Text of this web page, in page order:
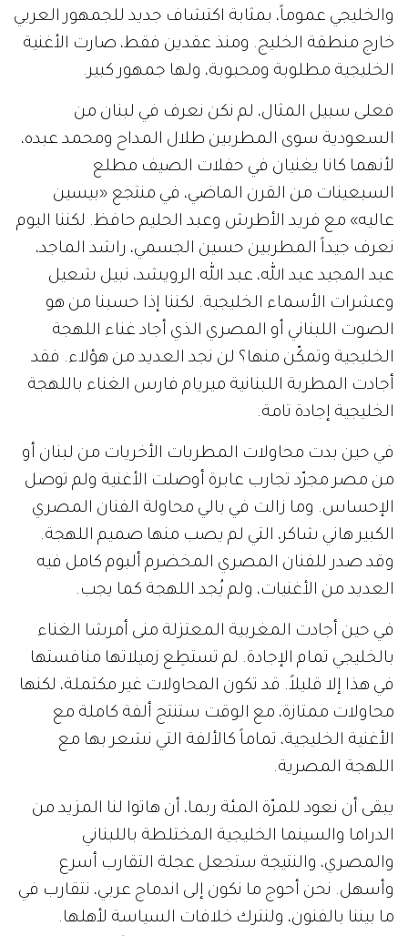
والخليجي عموماً، بمثابة اكتشاف جديد للجمهور العربي
خارج منطقة الخليج. ومنذ عقدين فقط، صارت الأغنية
الخليجية مطلوبة ومحبوبة، ولها جمهور كبير.
فعلى سبيل المثال، لم نكن نعرف في لبنان من
السعودية سوى المطربين طلال المداح ومحمد عبده،
لأنهما كانا يغنيان في حفلات الصيف مطلع
السبعينات من القرن الماضي، في منتجع «بيسين
عاليه» مع فريد الأطرش وعبد الحليم حافظ. لكننا اليوم
نعرف جيداً المطربين حسين الجسمي، راشد الماجد،
عبد المجيد عبد الله، عبد الله الرويشد، نبيل شعيل
وعشرات الأسماء الخليجية. لكننا إذا حسبنا من هو
الصوت اللبناني أو المصري الذي أجاد غناء اللهجة
الخليجية وتمكّن منها؟ لن نجد العديد من هؤلاء. فقد
أجادت المطربة اللبنانية ميريام فارس الغناء باللهجة
الخليجية إجادة تامة.
في حين بدت محاولات المطربات الأخريات من لبنان أو
من مصر مجرّد تجارب عابرة أوصلت الأغنية ولم توصل
الإحساس. وما زالت في بالي محاولة الفنان المصري
الكبير هاني شاكر، التي لم يصب منها صميم اللهجة.
وقد صدر للفنان المصري المخضرم ألبوم كامل فيه
العديد من الأغنيات، ولم يُجد اللهجة كما يجب .
في حين أجادت المغربية المعتزلة منى أمرشا الغناء
بالخليجي تمام الإجادة. لم تستطِع زميلاتها منافستها
في هذا إلا قليلاً. قد تكون المحاولات غير مكتملة، لكنها
محاولات ممتازة، مع الوقت ستنتج ألفة كاملة مع
الأغنية الخليجية، تماماً كالألفة التي نشعر بها مع
اللهجة المصرية.
يبقى أن نعود للمرّة المئة ربما، أن هاتوا لنا المزيد من
الدراما والسينما الخليجية المختلطة باللبناني
والمصري، والنتيجة ستجعل عجلة التقارب أسرع
وأسهل. نحن أحوج ما نكون إلى اندماج عربي، نتقارب في
ما بيننا بالفنون، ولنترك خلافات السياسة لأهلها .